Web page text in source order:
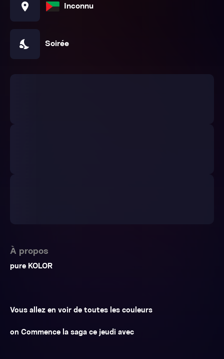
location_on Inconnu
nights_stay Soirée
À propos
pure KOLOR
Vous allez en voir de toutes les couleurs
on Commence la saga ce jeudi avec